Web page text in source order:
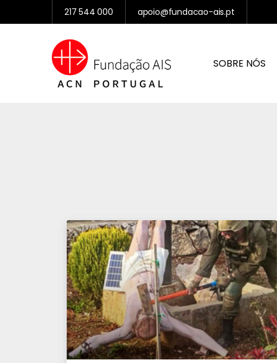
217 544 000 apoio@fundacao-ais.pt
SOBRE NÓS